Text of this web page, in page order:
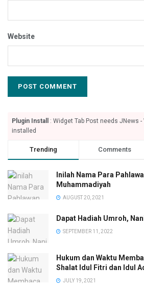
Website
Plugin Install
: Widget Tab Post needs JNews
installed
Trending Comments
Inilah Nama Para
Muhammadiyah
AUGUST 20, 2021
Dapat Hadiah Umroh,
SEPTEMBER 11, 2022
Hukum dan Waktu
Shalat Idul Fitri dan Idul
JULY 19, 2021